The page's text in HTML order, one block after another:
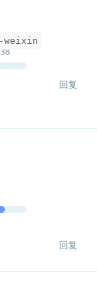
weixin
回复
回复